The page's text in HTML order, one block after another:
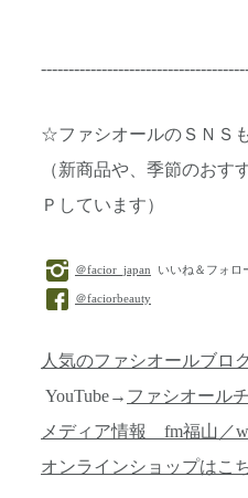
☆ファシオールのＳＮＳ
（新商品や、季節のおす
Ｐしています）
＠facior_japan いいね＆フォ
＠faciorbeauty
人気のファシオールブロ
YouTube→ ファシオール
メディア情報 fm福山／
オンラインショップはこ